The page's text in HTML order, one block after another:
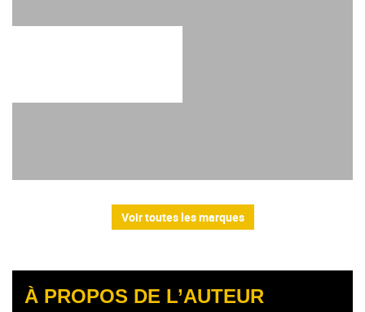
Voir toutes les marques
À PROPOS DE L’AUTEUR